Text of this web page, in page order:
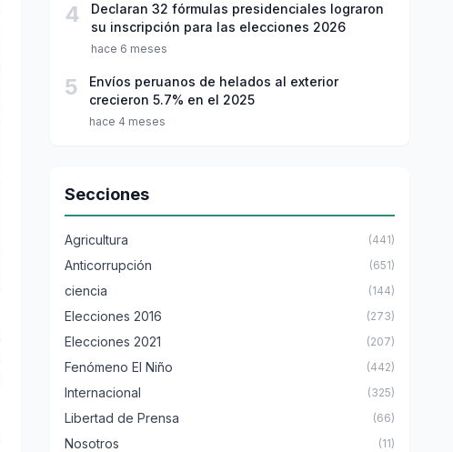
4
Declaran 32 fórmulas presidenciales lograron
su inscripción para las elecciones 2026
hace 6 meses
5
Envíos peruanos de helados al exterior
crecieron 5.7% en el 2025
hace 4 meses
Secciones
Agricultura (441)
Anticorrupción (651)
ciencia (144)
Elecciones 2016 (273)
Elecciones 2021 (207)
Fenómeno El Niño (442)
Internacional (325)
Libertad de Prensa (66)
Nosotros (11)